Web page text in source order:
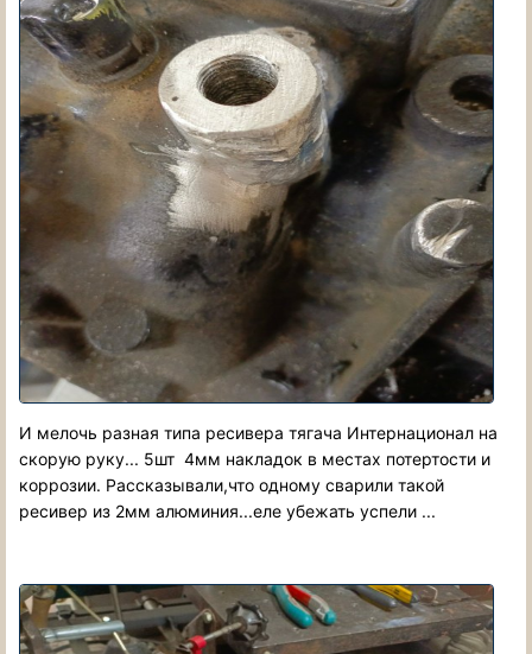
И мелочь разная типа ресивера тягача Интернационал на
скорую руку... 5шт 4мм накладок в местах потертости и
коррозии. Рассказывали,что одному сварили такой
ресивер из 2мм алюминия...еле убежать успели ...